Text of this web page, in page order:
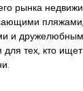
рынка
и
тех, кто